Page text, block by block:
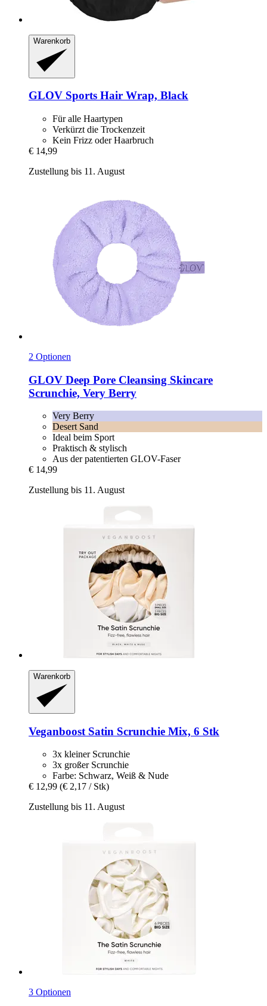
Warenkorb
GLOV Sports Hair Wrap, Black
Für alle Haartypen
Verkürzt die Trockenzeit
Kein Frizz oder Haarbruch
€ 14,99
Zustellung bis 11. August
2 Optionen
GLOV Deep Pore Cleansing Skincare
Scrunchie, Very Berry
Very Berry
Desert Sand
Ideal beim Sport
Praktisch & stylisch
Aus der patentierten GLOV-Faser
€ 14,99
Zustellung bis 11. August
Warenkorb
Veganboost Satin Scrunchie Mix, 6 Stk
3x kleiner Scrunchie
3x großer Scrunchie
Farbe: Schwarz, Weiß & Nude
€ 12,99 (€ 2,17 / Stk)
Zustellung bis 11. August
3 Optionen